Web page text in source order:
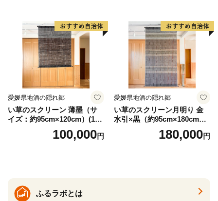
ウイルス効果 お取り寄せ 愛
知県 小牧市 送料無料
愛媛県地酒の隠れ郷
い草のスクリーン 薄墨（サ
イズ：約95cm×120cm）(14
100,000円
愛媛県地酒の隠れ郷
い草のスクリーン月明り 金
水引×黒（約95cm×180cm）
180,000円
ふるラボとは